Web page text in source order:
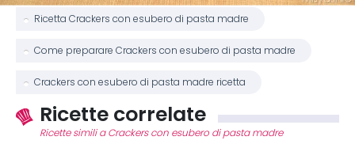
Ricetta Crackers con esubero di pasta madre
Come preparare Crackers con esubero di pasta madre
Crackers con esubero di pasta madre ricetta
Ricette correlate
Ricette simili a Crackers con esubero di pasta madre